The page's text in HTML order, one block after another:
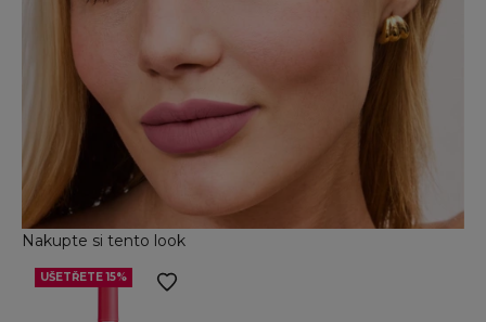
Nakupte si tento look
UŠETŘETE 15%